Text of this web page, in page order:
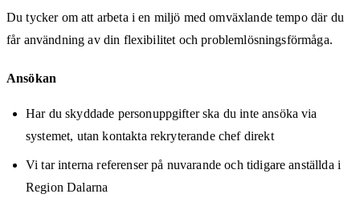
Du tycker om att arbeta i en miljö med omväxlande tempo där du
får användning av din flexibilitet och problemlösningsförmåga.
Ansökan
Har du skyddade personuppgifter ska du inte ansöka via
systemet, utan kontakta rekryterande chef direkt
Vi tar interna referenser på nuvarande och tidigare anställda i
Region Dalarna